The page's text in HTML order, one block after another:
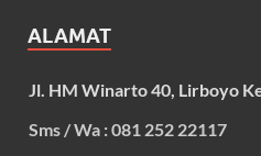
ALAMAT
Jl. HM Winarto 40, Lirboyo
Sms / Wa : 081 252 22117